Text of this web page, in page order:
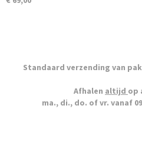
Standaard verzending van
Afhalen altijd op
ma., di., do. of vr. vanaf